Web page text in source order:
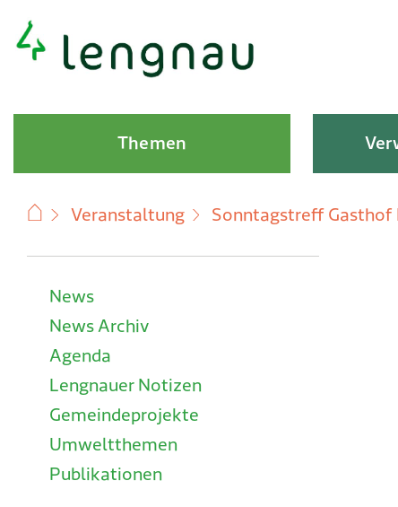
Schnellnavigation
Hauptnavigation
Themen
Veranstaltung Sonntagstreff Gasthof
News
News Archiv
Agenda
Lengnauer Notizen
Gemeindeprojekte
Umweltthemen
Publikationen